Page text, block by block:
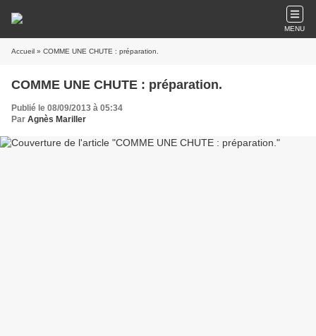
MENU
Accueil » COMME UNE CHUTE : préparation.
COMME UNE CHUTE : préparation.
Publié le 08/09/2013 à 05:34
Par Agnès Mariller